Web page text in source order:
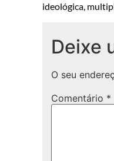
ideológica,
Deixe
O seu
Comentário *